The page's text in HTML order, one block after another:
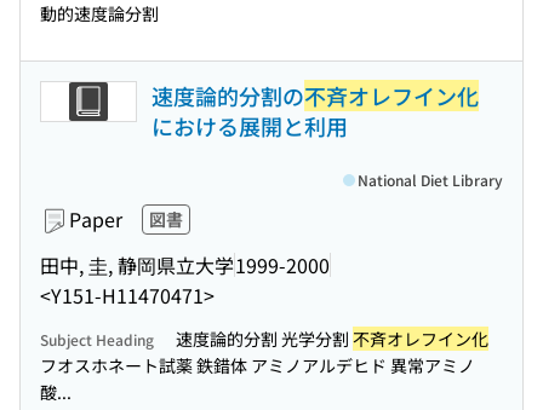
動的速度論分割
速度論的分割の不斉オレフイン化
における展開と利用
Paper 図書
田中, 圭, 静岡県立大学1999-2000
<Y151-H11470471>
National Diet Library
Subject Heading 速度論的分割 光学分割 不斉オレフイン化
フオスホネート試薬 鉄錯体 アミノアルデヒド 異常アミノ
酸...